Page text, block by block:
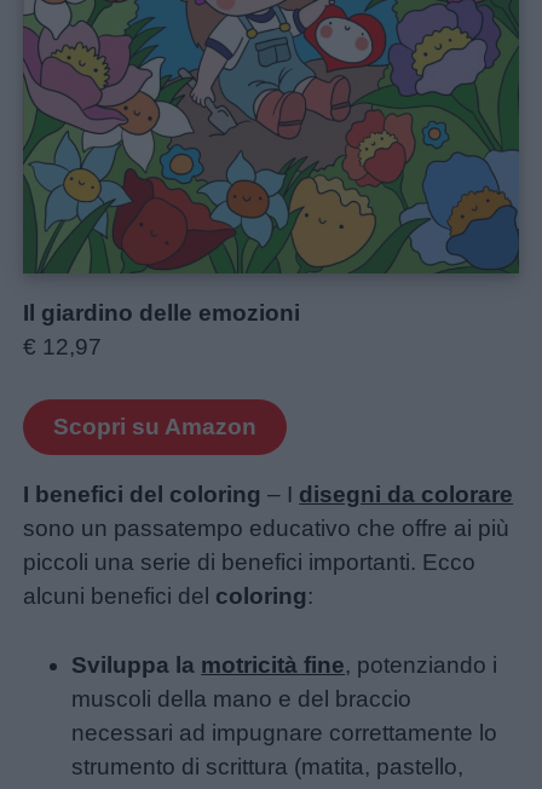
Il giardino delle emozioni
€ 12,97
Scopri su Amazon
I benefici del coloring – I disegni da colorare
sono un passatempo educativo che offre ai più
piccoli una serie di benefici importanti. Ecco
alcuni benefici del coloring:
Sviluppa la motricità fine, potenziando i
muscoli della mano e del braccio
necessari ad impugnare correttamente lo
strumento di scrittura (matita, pastello,